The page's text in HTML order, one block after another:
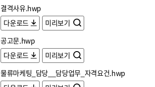
결격사유.hwp
다운로드
미리보기
공고문.hwp
다운로드
미리보기
물류마케팅_담당__담당업무_자격요건.hwp